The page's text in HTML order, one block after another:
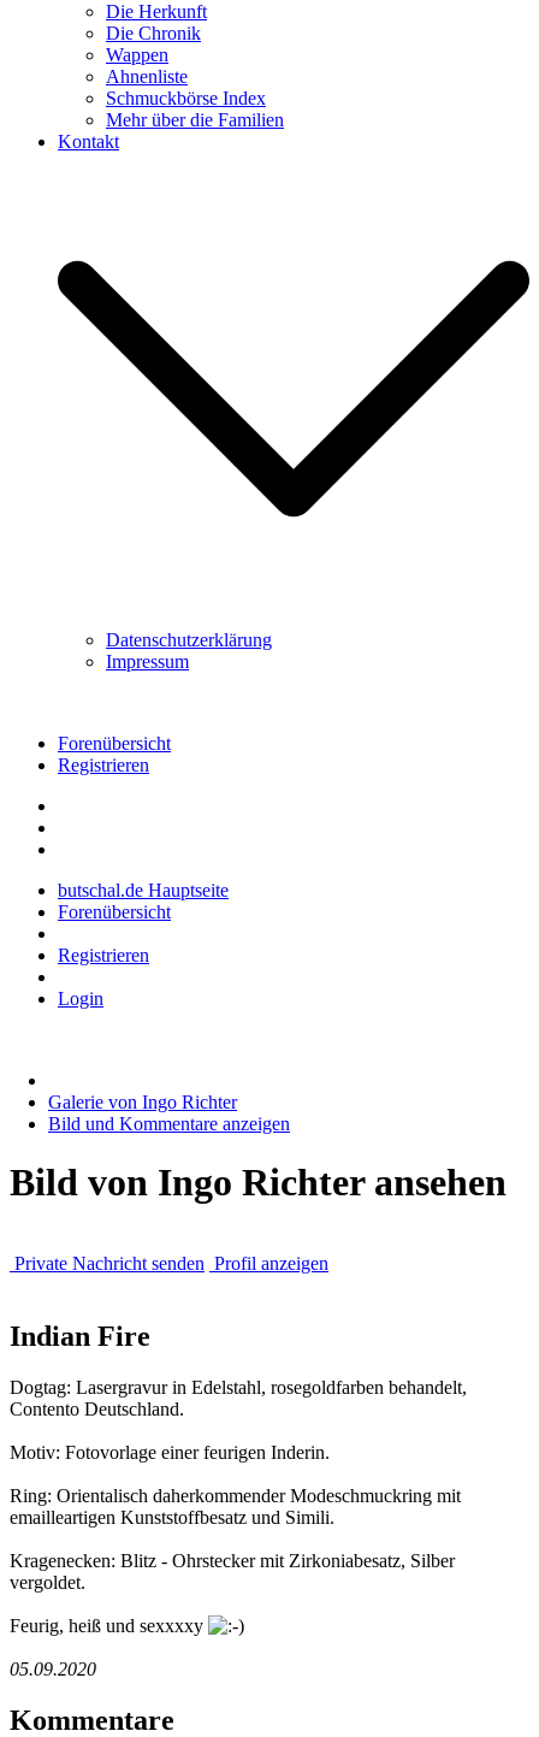
Die Herkunft
Die Chronik
Wappen
Ahnenliste
Schmuckbörse Index
Mehr über die Familien
Kontakt
Datenschutzerklärung
Impressum
Forenübersicht
Registrieren
butschal.de Hauptseite
Forenübersicht
Registrieren
Login
Galerie von Ingo Richter
Bild und Kommentare anzeigen
Bild von Ingo Richter ansehen
Private Nachricht senden Profil anzeigen
Indian Fire
Dogtag: Lasergravur in Edelstahl, rosegoldfarben behandelt,
Contento Deutschland.
Motiv: Fotovorlage einer feurigen Inderin.
Ring: Orientalisch daherkommender Modeschmuckring mit
emailleartigen Kunststoffbesatz und Simili.
Kragenecken: Blitz - Ohrstecker mit Zirkoniabesatz, Silber
vergoldet.
Feurig, heiß und sexxxxy
05.09.2020
Kommentare